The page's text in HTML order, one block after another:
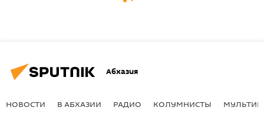
Абхазия
НОВОСТИ В АБХАЗИИ РАДИО КОЛУМНИСТЫ